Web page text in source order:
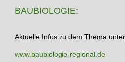
BAUBIOLOGIE:
Aktuelle Infos zu dem Thema
www.baubiologie-regional.de